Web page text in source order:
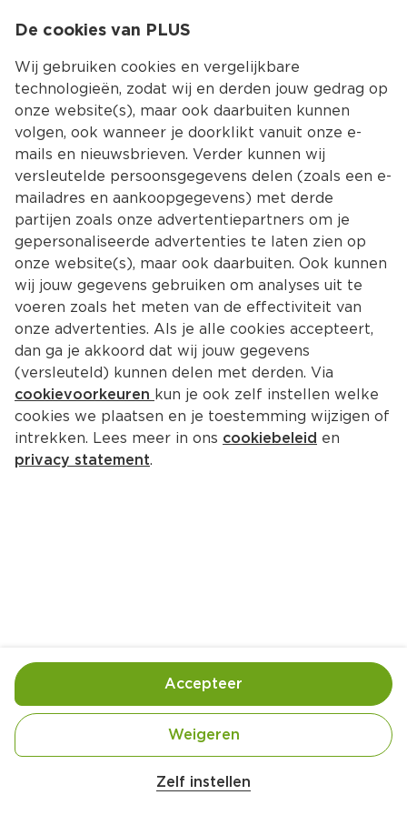
Kies jouw
Terug Producten
Beemster Belegen 48+ stuk
Per 500 gram  (per kilo €19.89)
Over onze prijs- en productinformatie
De cookies van PLUS
Wij gebruiken cookies en vergelijkbare
technologieën, zodat wij en derden jouw gedrag op
onze website(s), maar ook daarbuiten kunnen
volgen, ook wanneer je doorklikt vanuit onze e-
mails en nieuwsbrieven. Verder kunnen wij
versleutelde persoonsgegevens delen (zoals een e-
mailadres en aankoopgegevens) met derde
partijen zoals onze advertentiepartners om je
gepersonaliseerde advertenties te laten zien op
onze website(s), maar ook daarbuiten. Ook kunnen
wij jouw gegevens gebruiken om analyses uit te
voeren zoals het meten van de effectiviteit van
onze advertenties. Als je alle cookies accepteert,
dan ga je akkoord dat wij jouw gegevens
(versleuteld) kunnen delen met derden. Via
cookievoorkeuren kun je ook zelf instellen welke
cookies we plaatsen en je toestemming wijzigen of
intrekken. Lees meer in ons cookiebeleid en
privacy statement.
Zelf instellen
Weigeren
Accepteer